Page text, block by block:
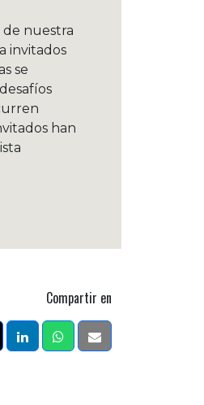
de nuestra
invitados
se
han
Compartir en